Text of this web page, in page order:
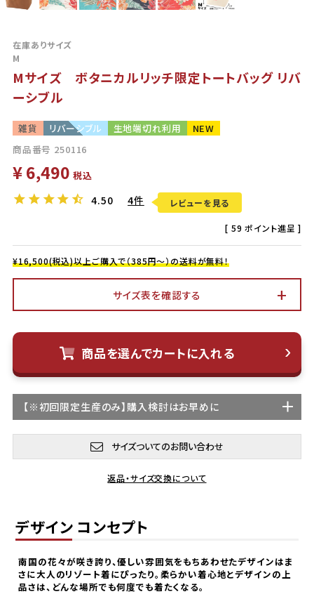
在庫ありサイズ
M
Mサイズ ボタニカルリッチ限定トートバッグ リバ
ーシブル
雑貨 リバーシブル 生地端切れ利用
NEW
商品番号 250116
¥6,490 税込
4.50 4件 レビューを見る
[ 59 ポイント進呈 ]
¥16,500(税込)以上ご購入で（385円～）の送料が無料！
サイズ表を確認する
商品を選んでカートに入れる
【※初回限定生産のみ】購入検討はお早めに
サイズついてのお問い合わせ
返品・サイズ交換について
デザイン コンセプト
南国の花々が咲き誇り、優しい雰囲気をもちあわせたデザインはま
さに大人のリゾート着にぴったり。柔らかい着心地とデザインの上
品さは、どんな場所でも何度でも着たくなる。